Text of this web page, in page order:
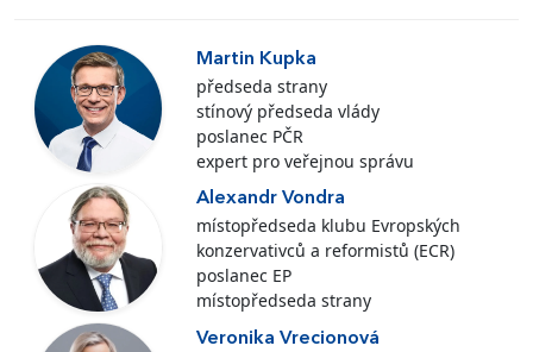
Martin Kupka
předseda strany
stínový předseda vlády
poslanec PČR
expert pro veřejnou správu
Alexandr Vondra
místopředseda klubu Evropských
konzervativců a reformistů (ECR)
poslanec EP
místopředseda strany
Veronika Vrecionová